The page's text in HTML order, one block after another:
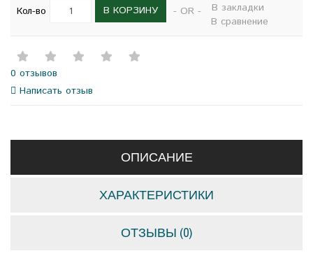
Кол-во В КОРЗИНУ - OR -
В закладки
В сравнение
0 отзывов
Написать отзыв
ОПИСАНИЕ
ХАРАКТЕРИСТИКИ
ОТЗЫВЫ (0)